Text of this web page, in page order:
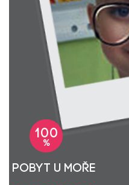
100
%
pobyt u moře